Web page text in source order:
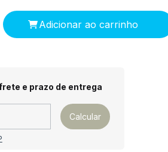
Alterar CEP
e prazo de entrega
Calcular